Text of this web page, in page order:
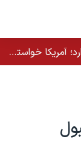
روابط بلندمدت است